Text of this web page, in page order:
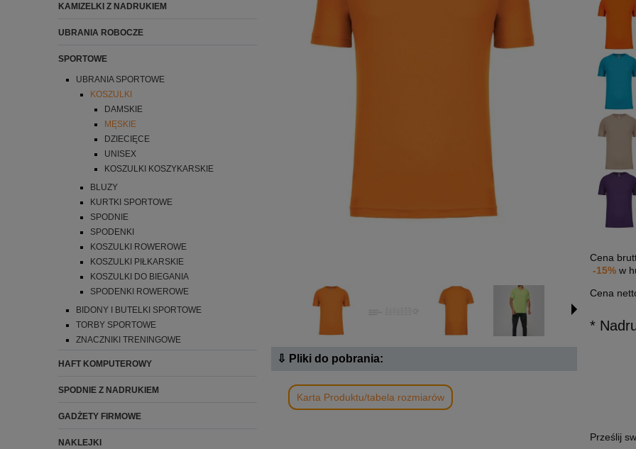
KAMIZELKI Z NADRUKIEM
UBRANIA ROBOCZE
SPORTOWE
UBRANIA SPORTOWE
KOSZULKI
DAMSKIE
MĘSKIE
DZIECIĘCE
UNISEX
KOSZULKI KOSZYKARSKIE
BLUZY
KURTKI SPORTOWE
SPODNIE
SPODENKI
KOSZULKI ROWEROWE
KOSZULKI PIŁKARSKIE
KOSZULKI DO BIEGANIA
SPODENKI ROWEROWE
BIDONY I BUTELKI SPORTOWE
TORBY SPORTOWE
ZNACZNIKI TRENINGOWE
HAFT KOMPUTEROWY
SPODNIE Z NADRUKIEM
GADŻETY FIRMOWE
NAKLEJKI
⇩ Pliki do pobrania:
Karta Produktu/tabela rozmiarów
Cena
-15%w
Cena
*
Prześlij